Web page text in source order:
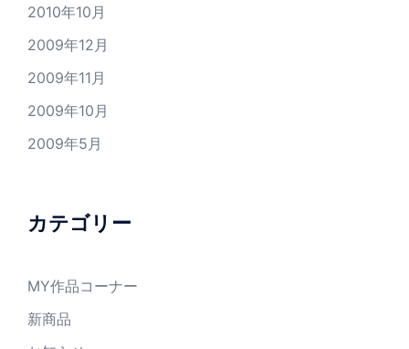
2010年10月
2009年12月
2009年11月
2009年10月
2009年5月
カテゴリー
MY作品コーナー
新商品